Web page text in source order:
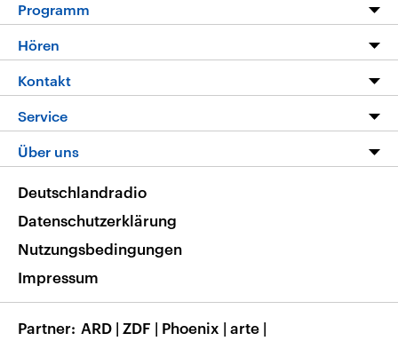
Programm
Programm
Die Nachrichten
Nachrichtenleicht
Neue Beiträge auf dlf.de
Hören
Livestream
Podcasts
Deutschlandfunk App
Nachrichten App
Frequenzen
Kontakt
Hörerservice
Service
FAQ
Veranstaltungen
Musikliste
RSS
Über uns
Barrierefreiheit
Deutschlandradio
Datenschutzerklärung
Nutzungsbedingungen
Impressum
Partner ARD | ZDF | Phoenix | arte |